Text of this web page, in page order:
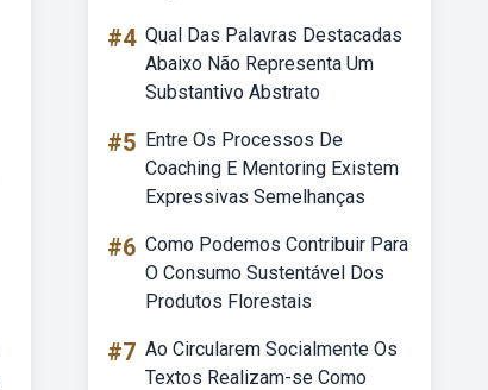
#4 Qual Das Palavras Destacadas
Abaixo Não Representa Um
Substantivo Abstrato
#5 Entre Os Processos De
Coaching E Mentoring Existem
Expressivas Semelhanças
#6 Como Podemos Contribuir Para
O Consumo Sustentável Dos
Produtos Florestais
#7 Ao Circularem Socialmente Os
Textos Realizam-se Como